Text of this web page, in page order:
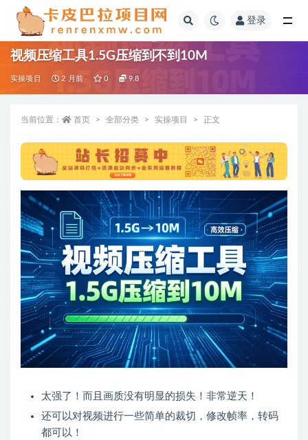
登录
视频压缩工具1.5G压缩到不到10M
实操项目 2 月前 0 9.8
当前位置： 首页 全部分类 实操项目 正文
太强了！而且画质没有明显的损失！非常逆天！
还可以对视频进行一些简单的裁切，修改帧率，转码
都可以！
全部